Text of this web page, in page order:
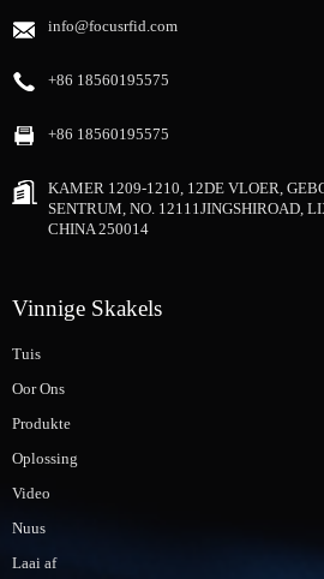
info@focusrfid.com
+86 18560195575
+86 18560195575
KAMER 1209-1210, 12DE VLOER,
SENTRUM, NO. 12111JINGSHIROAD,
CHINA 250014
Vinnige Skakels
Tuis
Oor Ons
Produkte
Oplossing
Video
Nuus
Laai af